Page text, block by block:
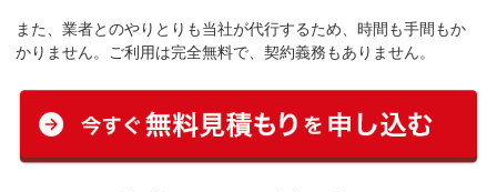
また、業者とのやりとりも当社が代行するため、時間も手間もか
かりません。ご利用は完全無料で、契約義務もありません。